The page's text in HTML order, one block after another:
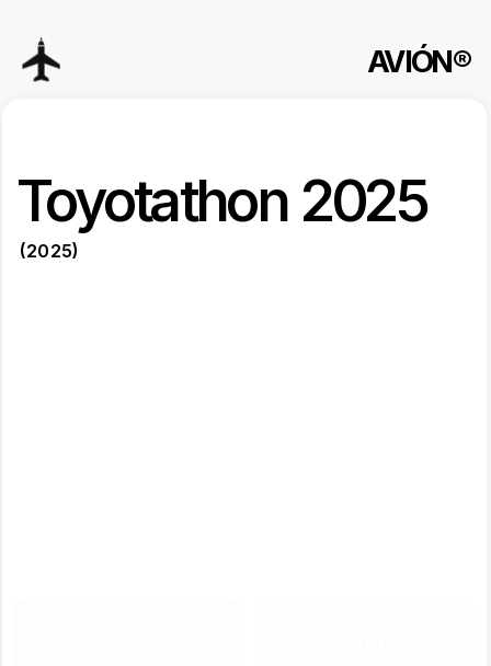
AVIÓN®
Toyotathon 2025
(2025)